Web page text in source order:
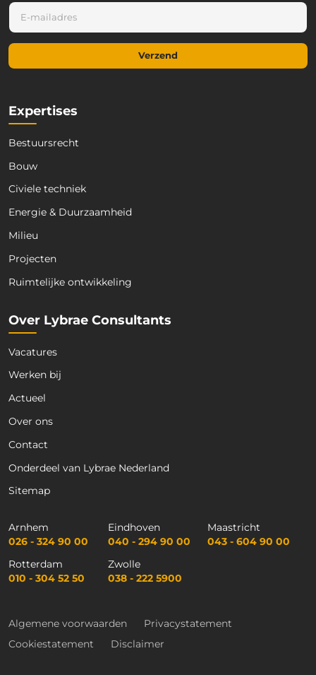
-
m
i
l
m
a
l
-
m
i
E
m
a
i
Verzend
Expertises
Bestuursrecht
Bouw
Civiele techniek
Energie & Duurzaamheid
Milieu
Projecten
Ruimtelijke ontwikkeling
Over Lybrae Consultants
Vacatures
Werken bij
Actueel
Over ons
Contact
Onderdeel van Lybrae Nederland
Sitemap
Arnhem
026 - 324 90 00
Eindhoven
040 - 294 90 00
Maastricht
043 - 604 90 00
Rotterdam
010 - 304 52 50
Zwolle
038 - 222 5900
Algemene voorwaarden
Privacystatement
Cookiestatement
Disclaimer